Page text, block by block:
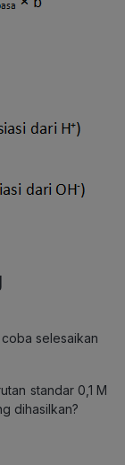
selesaikan
standar 0,1 M
dihasilkan?